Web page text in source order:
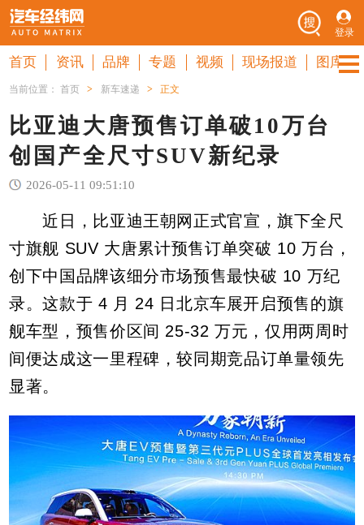
登录
首页 资讯 品牌 专题 视频 现场报道 图库
当前位置：首页 > 新车速递 > 正文
比亚迪大唐预售订单破10万台
创国产全尺寸SUV新纪录
2026-05-11 09:51:10
近日，比亚迪王朝网正式官宣，旗下全尺
寸旗舰 SUV 大唐累计预售订单突破 10 万台，
创下中国品牌该细分市场预售最快破 10 万纪
录。这款于 4 月 24 日北京车展开启预售的旗
舰车型，预售价区间 25-32 万元，仅用两周时
间便达成这一里程碑，较同期竞品订单量领先
显著。